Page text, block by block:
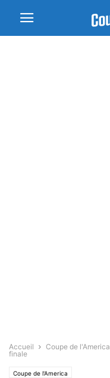
Accueil Coupe de l'America
finale
Coupe de l'America